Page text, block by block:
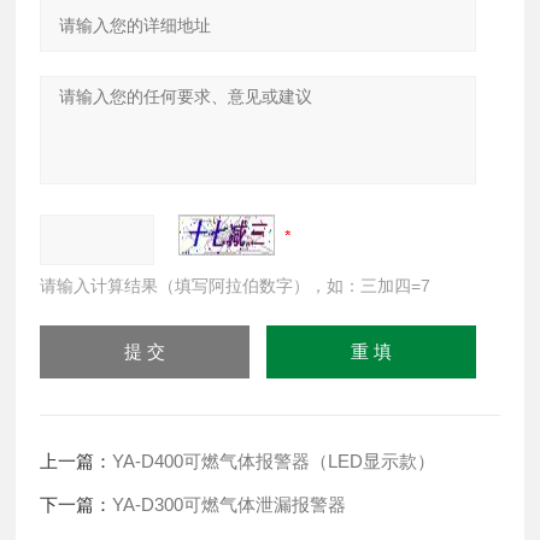
请输入计算结果（填写阿拉伯数字），如：三加四=7
上一篇：YA-D400可燃气体报警器（LED显示款）
下一篇：YA-D300可燃气体泄漏报警器